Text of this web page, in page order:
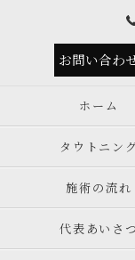
お問い合わ
ホーム
タウトニン
施術の流れ
代表あいさつ